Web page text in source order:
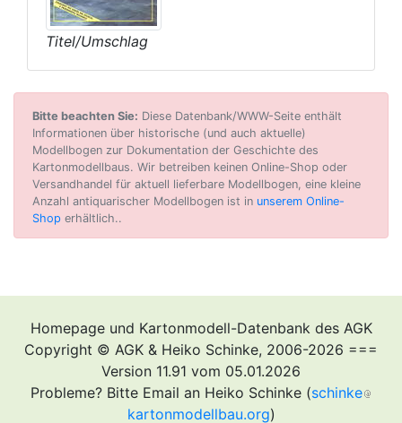
Titel/Umschlag
Bitte beachten Sie: Diese Datenbank/WWW-Seite enthält
Informationen über historische (und auch aktuelle)
Modellbogen zur Dokumentation der Geschichte des
Kartonmodellbaus. Wir betreiben keinen Online-Shop oder
Versandhandel für aktuell lieferbare Modellbogen, eine kleine
Anzahl antiquarischer Modellbogen ist in unserem Online-
Shop erhältlich..
Homepage und Kartonmodell-Datenbank des AGK
Copyright © AGK & Heiko Schinke, 2006-2026 ===
Version 11.91 vom 05.01.2026
Probleme? Bitte Email an Heiko Schinke (schinke
kartonmodellbau.org)